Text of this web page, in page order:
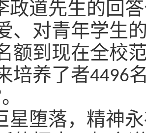
政道先生的回
、对青年学生
额到现在全校
培养了者4496
星堕落，精神